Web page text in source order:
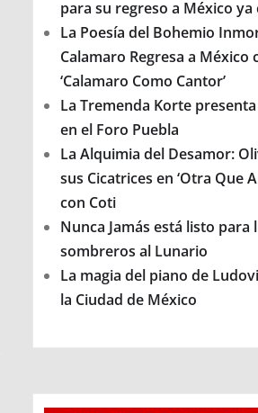
para su regreso a México
La Poesía del Bohemio
Calamaro Regresa a México
‘Calamaro Como Cantor’
La Tremenda Korte
en el Foro Puebla
La Alquimia del Desamor:
sus Cicatrices en ‘Otra Que
con Coti
Nunca Jamás está listo para
sombreros al Lunario
La magia del piano de
la Ciudad de México